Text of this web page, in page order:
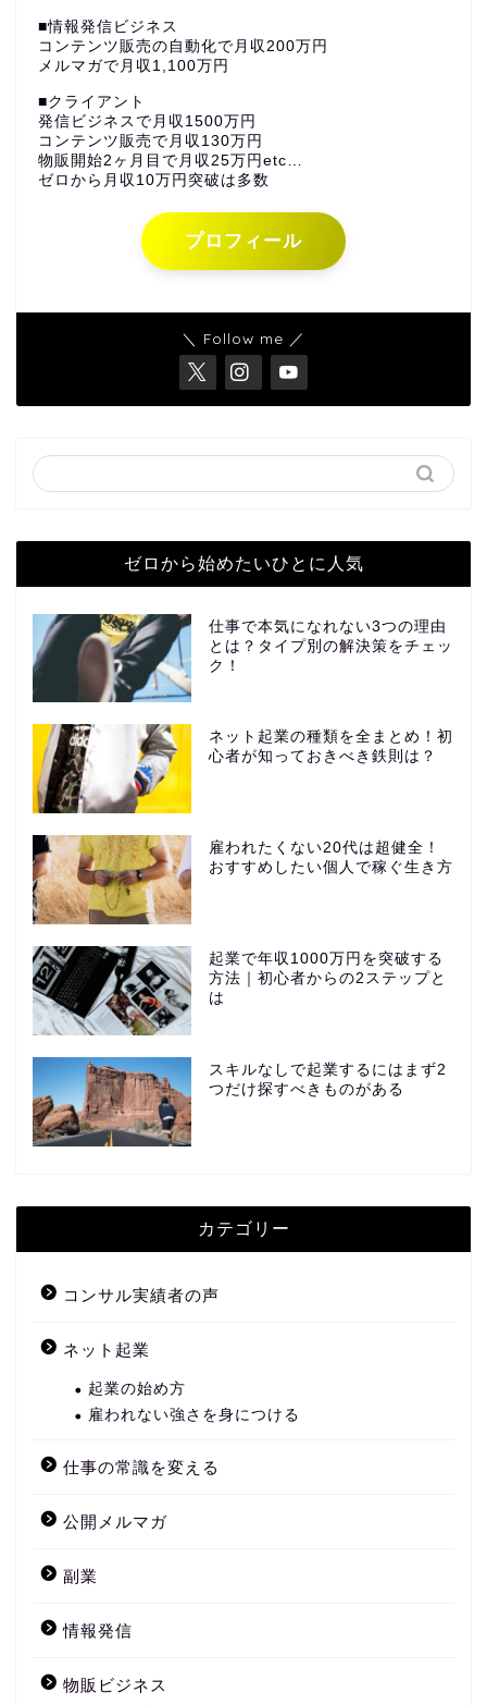
■情報発信ビジネス
コンテンツ販売の自動化で月収200万円
メルマガで月収1,100万円
■クライアント
発信ビジネスで月収1500万円
コンテンツ販売で月収130万円
物販開始2ヶ月目で月収25万円etc…
ゼロから月収10万円突破は多数
プロフィール
＼ Follow me ／
ゼロから始めたいひとに人気
仕事で本気になれない3つの理由
とは？タイプ別の解決策をチェッ
ク！
ネット起業の種類を全まとめ！初
心者が知っておきべき鉄則は？
雇われたくない20代は超健全！
おすすめしたい個人で稼ぐ生き方
起業で年収1000万円を突破する
方法｜初心者からの2ステップと
は
スキルなしで起業するにはまず2
つだけ探すべきものがある
カテゴリー
コンサル実績者の声
ネット起業
起業の始め方
雇われない強さを身につける
仕事の常識を変える
公開メルマガ
副業
情報発信
物販ビジネス